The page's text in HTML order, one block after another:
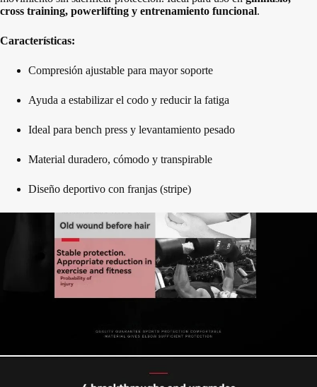
cross training, powerlifting y entrenamiento funcional.
Características:
Compresión ajustable para mayor soporte
Ayuda a estabilizar el codo y reducir la fatiga
Ideal para bench press y levantamiento pesado
Material duradero, cómodo y transpirable
Diseño deportivo con franjas (stripe)